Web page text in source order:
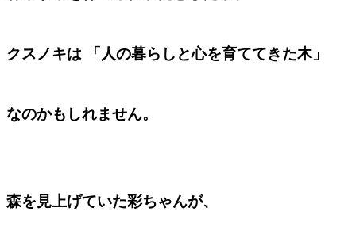
クスノキは 「人の暮らしと心を育ててきた木」
なのかもしれません。
森を見上げていた彩ちゃんが、